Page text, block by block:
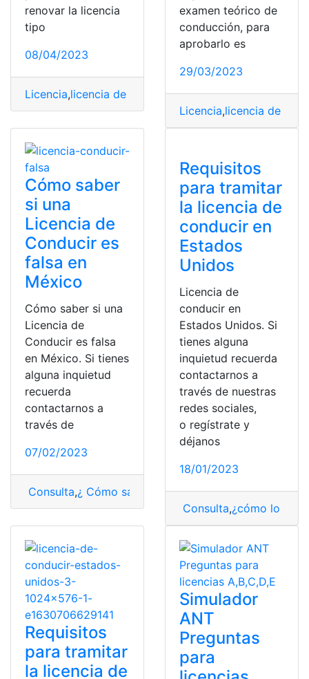
renovar la licencia
tipo
08/04/2023
Licencia,licencia de conducir,Licencia Tipo B,
examen teórico de
conducción, para
aprobarlo es
29/03/2023
Licencia,licencia de
Cómo saber
si una
Licencia de
Conducir es
falsa en
México
Cómo saber si una
Licencia de
Conducir es falsa
en México. Si tienes
alguna inquietud
recuerda
contactarnos a
través de
07/02/2023
Consulta,¿ Cómo saber? Licencia,licencia de conducir
Requisitos
para tramitar
la licencia de
conducir en
Estados
Unidos
Licencia de
conducir en
Estados Unidos. Si
tienes alguna
inquietud recuerda
contactarnos a
través de nuestras
redes sociales,
o regístrate y
déjanos
18/01/2023
Consulta,¿cómo lo
Requisitos
para tramitar
la licencia de
Simulador
ANT
Preguntas
para